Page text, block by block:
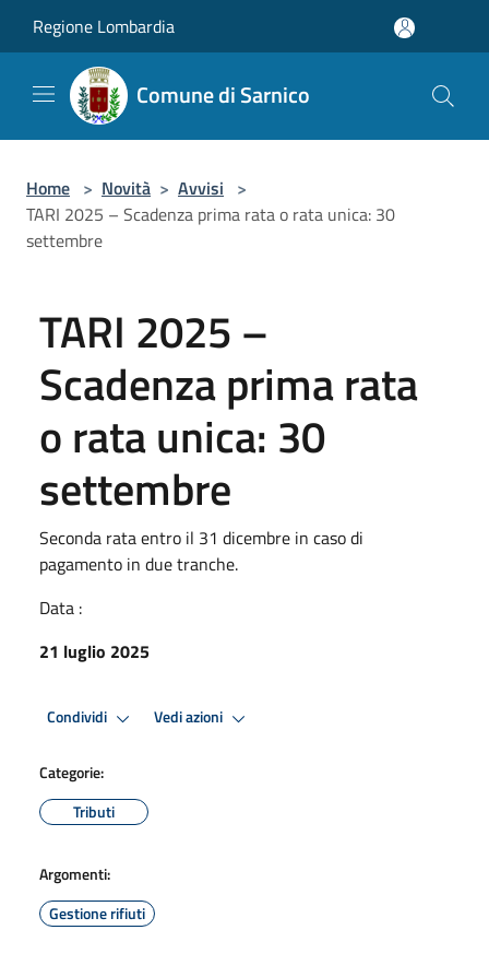
Regione Lombardia
Comune di Sarnico
Home > Novità > Avvisi >
TARI 2025 – Scadenza prima rata o rata unica: 30
settembre
TARI 2025 –
Scadenza prima rata
o rata unica: 30
settembre
Seconda rata entro il 31 dicembre in caso di
pagamento in due tranche.
Data :
21 luglio 2025
Condividi Vedi azioni
Categorie:
Tributi
Argomenti:
Gestione rifiuti